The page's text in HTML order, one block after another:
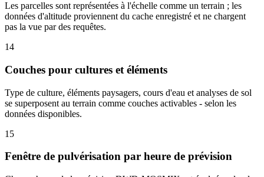
Les parcelles sont représentées à l'échelle comme un terrain ; les
données d'altitude proviennent du cache enregistré et ne chargent
pas la vue par des requêtes.
14
Couches pour cultures et éléments
Type de culture, éléments paysagers, cours d'eau et analyses de sol
se superposent au terrain comme couches activables - selon les
données disponibles.
15
Fenêtre de pulvérisation par heure de prévision